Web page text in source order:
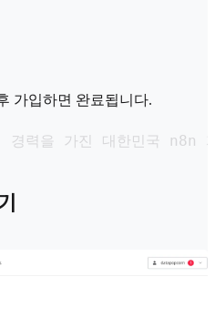
가입하면 완료됩니다.
경력을 가진 대한민국